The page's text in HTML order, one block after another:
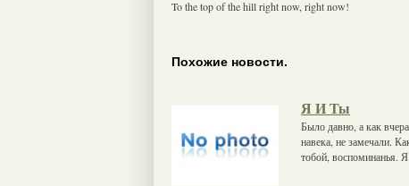
To the top of the hill right now, right now!
Похожие новости.
Я И Ты
Было давно, а как
навека, не замечали.
тобой, воспоминанья.